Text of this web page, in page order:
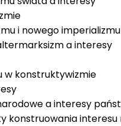
i nowego
a interesy
w konstruktywizmie
a interesy
konstruowania